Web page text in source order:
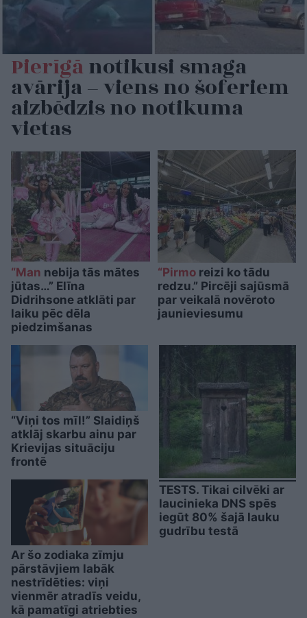
Pierīgānotikusi smaga
avārija – viens no šoferiem
aizbēdzis no notikuma
vietas
“Man nebija tās mātes
jūtas…” Elīna
Didrihsone atklāti par
laiku pēc dēla
piedzimšanas
“Pirmoreizi ko tādu
redzu.” Pircēji sajūsmā
par veikalā novēroto
jaunieviesumu
“Viņi tos mīl!” Slaidiņš
atklāj skarbu ainu par
Krievijas situāciju
frontē
Ar šo zodiaka zīmju
pārstāvjiem labāk
nestrīdēties: viņi
vienmēr atradīs veidu,
kā pamatīgi atriebties
TESTS. Tikai cilvēki ar
laucinieka DNS spēs
iegūt 80% šajā lauku
gudrību testā